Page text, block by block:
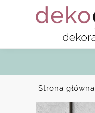
Strona główna